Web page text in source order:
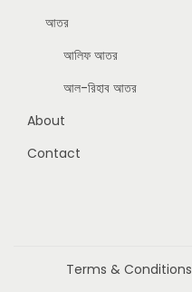
আতর
আলিফ আতর
আল-রিহাব আতর
About
Contact
Terms & Conditions